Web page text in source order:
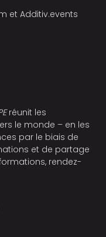
et Additiv.events
réunit les
le monde – en les
par le biais de
et de partage
rendez-